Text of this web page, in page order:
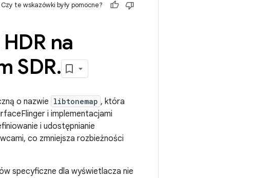
Czy te wskazówki były pomocne?
na
SDR.
o nazwie libtonemap , która
i implementacjami
i udostępnianie
co zmniejsza rozbieżności
specyficzne dla wyświetlacza nie